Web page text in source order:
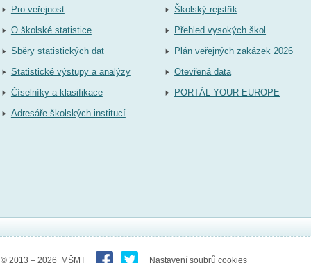
Pro veřejnost
O školské statistice
Sběry statistických dat
Statistické výstupy a analýzy
Číselníky a klasifikace
Adresáře školských institucí
Školský rejstřík
Přehled vysokých škol
Plán veřejných zakázek 2026
Otevřená data
PORTÁL YOUR EUROPE
© 2013 – 2026 MŠMT Nastavení soubrů cookies